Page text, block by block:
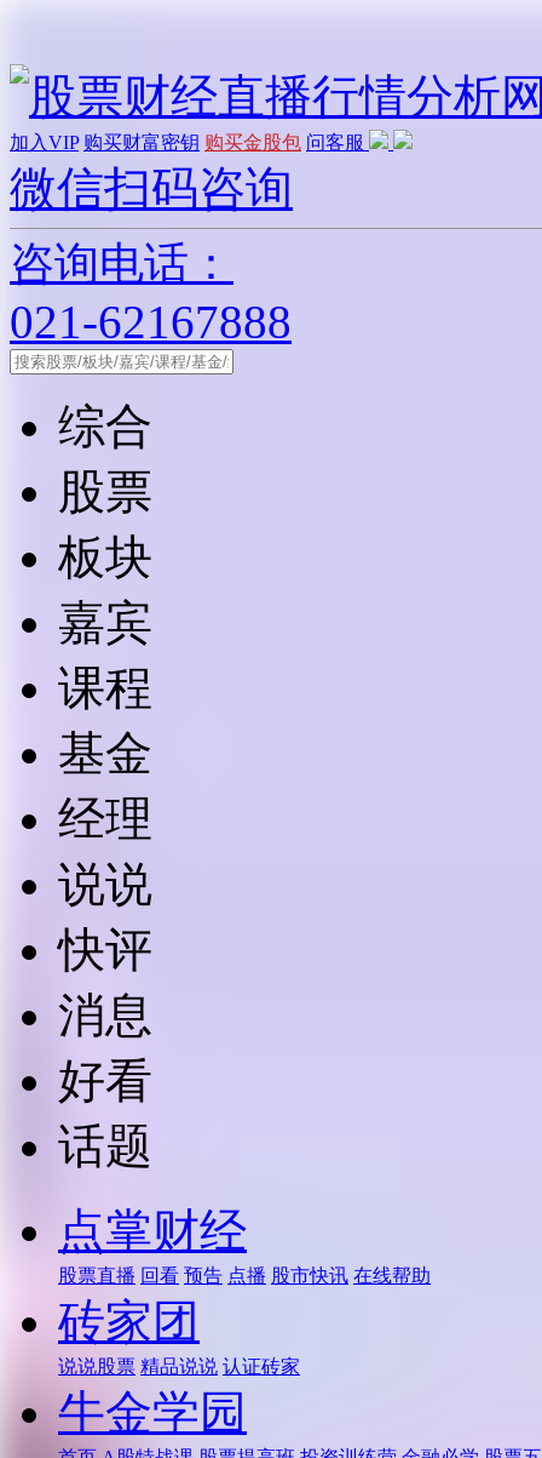
加入VIP 购买财富密钥 购买金股包 问客服
微信扫码咨询
咨询电话：
021-62167888
综合
股票
板块
嘉宾
课程
基金
经理
说说
快评
消息
好看
话题
点掌财经
股票直播 回看 预告 点播 股市快讯 在线帮助
砖家团
说说股票 精品说说 认证砖家
牛金学园